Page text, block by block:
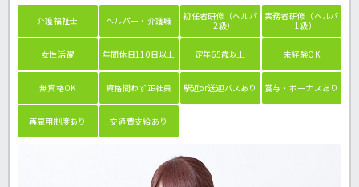
介護福祉士 ヘルパー・介護職
初任者研修（ヘルパ
ー2級）
実務者研修（ヘルパ
ー1級）
女性活躍 年間休日110日以上 定年65歳以上 未経験OK
無資格OK 資格問わず正社員 駅近or送迎バスあり 賞与・ボーナスあり
再雇用制度あり 交通費支給あり